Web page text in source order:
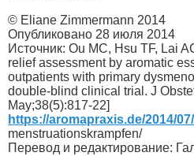
© Eliane Zimmermann 2014
Опубликовано 28 июля 2014
Источник: Ou MC, Hsu TF, Lai
relief assessment by aromatic
outpatients with primary
double-blind clinical trial. J
May;38(5):817-22]
https://aromapraxis.de/2014/
menstruationskrampfen/
Перевод и редактирование: